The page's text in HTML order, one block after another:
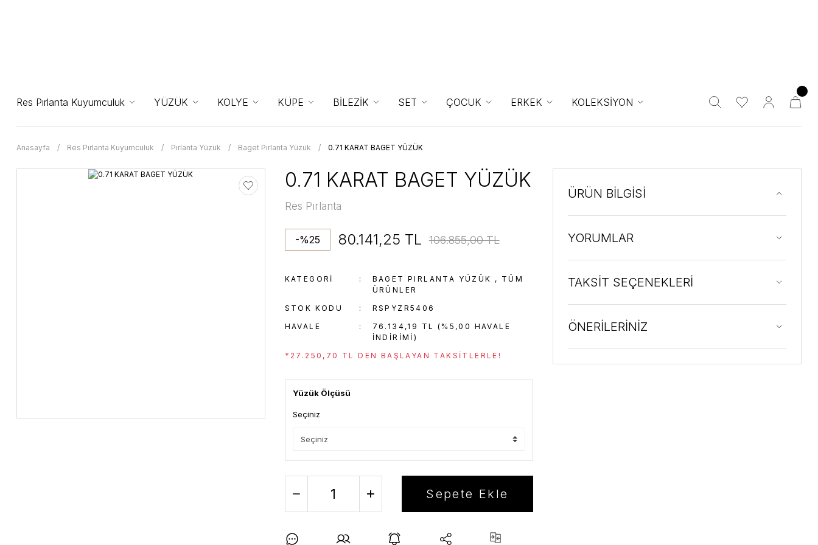
Res Pırlanta Kuyumculuk YÜZÜK KOLYE KÜPE BİLEZİK SET ÇOCUK ERKEK KOLEKSİYON
Anasayfa Res Pırlanta Kuyumculuk Pırlanta Yüzük Baget Pırlanta Yüzük 0.71 KARAT BAGET YÜZÜK
0.71 KARAT BAGET YÜZÜK
Res Pırlanta
-%25 80.141,25 TL 106.855,00 TL
KATEGORI BAGET PIRLANTA YÜZÜK , TÜM
ÜRÜNLER
STOK KODU
RSPYZR5406
HAVALE
76.134,19 TL (%5,00 HAVALE
INDIRIMI)
*27.250,70 TL DEN BAŞLAYAN TAKSITLERLE!
Yüzük Ölçüsü
Seçiniz
Sepete Ekle
ÜRÜN BİLGİSİ
YORUMLAR
TAKSİT SEÇENEKLERİ
ÖNERİLERİNİZ